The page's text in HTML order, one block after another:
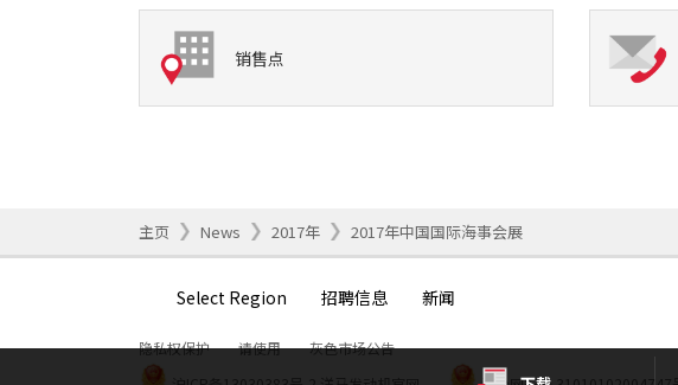
销售点
主页 News 2017年 2017年中国国际海事会展
Select Region 招聘信息 新闻
隐私权保护 请使用
灰色市场公告